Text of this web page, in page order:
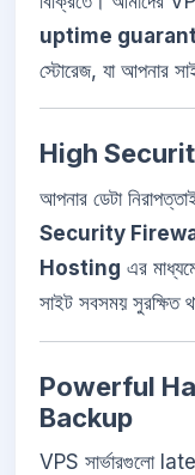
uptime
স্টোরেজ, যা আপনার
High
আপনার ডেটা
Security
Hosting এর
সাইট সবসময় সুরক্ষিত
Powerful
Backup
VPS সার্ভারগুলো